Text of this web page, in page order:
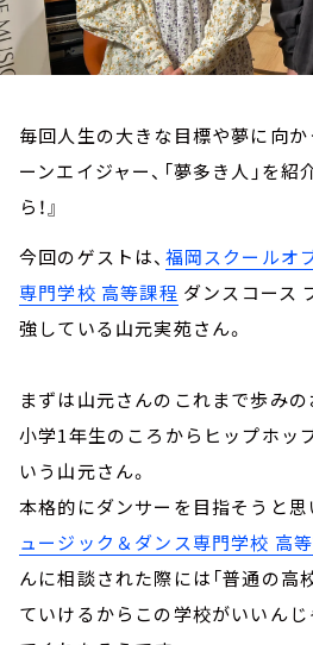
毎回人生の大きな目標や夢に向か
ーンエイジャー、「夢多き人」を
ら！』
今回のゲストは、 福岡スクールオ
専門学校 高等課程 ダンスコース
強している山元実苑さん。
まずは山元さんのこれまで歩みの
小学1年生のころからヒップホッ
いう山元さん。
本格的にダンサーを目指そうと思
ュージック＆ダンス専門学校 高
んに相談された際には「普通の高
ていけるからこの学校がいいんじ